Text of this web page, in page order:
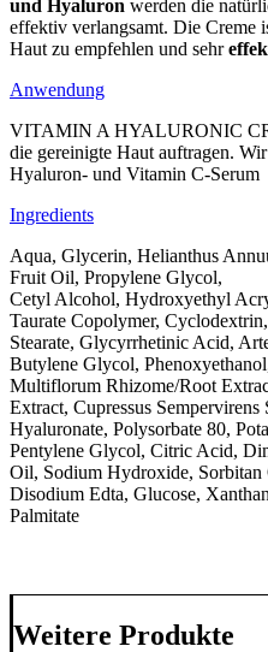
und Hyaluron werden die
effektiv verlangsamt. Die Creme
Haut zu empfehlen und sehr
Anwendung
VITAMIN A HYALURONIC
die gereinigte Haut auftragen.
Hyaluron- und Vitamin C-Serum
Ingredients
Aqua, Glycerin, Helianthus
Fruit Oil, Propylene Glycol,
Cetyl Alcohol, Hydroxyethyl
Taurate Copolymer,
Stearate, Glycyrrhetinic Acid,
Butylene Glycol,
Multiflorum Rhizome/Root
Extract, Cupressus
Hyaluronate, Polysorbate 80,
Pentylene Glycol, Citric Acid,
Oil, Sodium Hydroxide, Sorbitan
Disodium Edta, Glucose,
Palmitate
Weitere Produkte